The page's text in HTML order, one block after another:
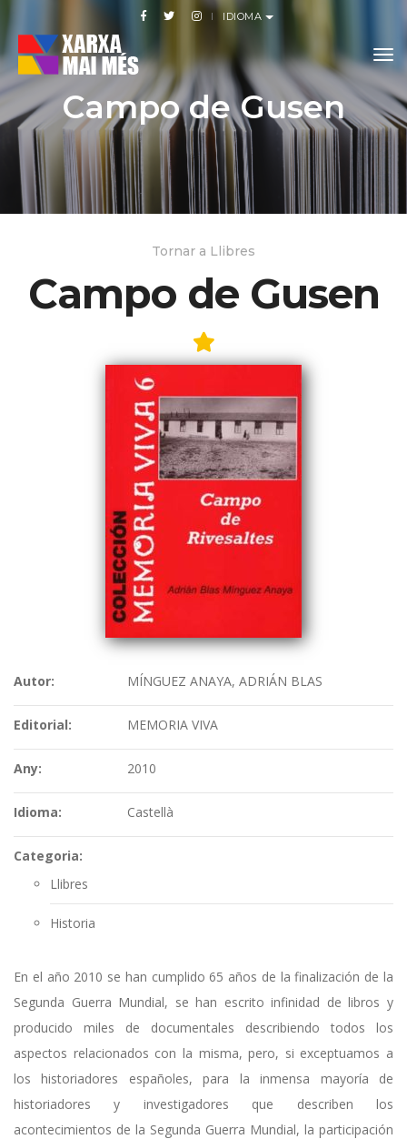
IDIOMA
Campo de Gusen
Tornar a Llibres
Campo de Gusen
Autor: MÍNGUEZ ANAYA, ADRIÁN BLAS
Editorial: MEMORIA VIVA
Any: 2010
Idioma: Castellà
Categoria:
Llibres
Historia
En el año 2010 se han cumplido 65 años de la finalización de la
Segunda Guerra Mundial, se han escrito infinidad de libros y
producido miles de documentales describiendo todos los
aspectos relacionados con la misma, pero, si exceptuamos a
los historiadores españoles, para la inmensa mayoría de
historiadores y investigadores que describen los
acontecimientos de la Segunda Guerra Mundial, la participación